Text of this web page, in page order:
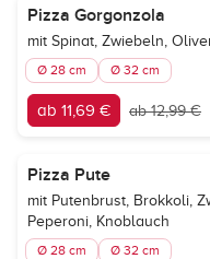
Pizza Gorgonzola
mit Spinat, Zwiebeln,
Ø 28 cm Ø 32 cm
ab 11,69 € ab 12,99 €
Pizza Pute
mit Putenbrust, Brokkoli,
Peperoni, Knoblauch
Ø 28 cm Ø 32 cm